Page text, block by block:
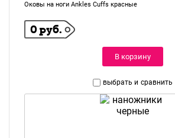
Оковы на ноги Ankles Cuffs красные
0 руб.
В корзину
выбрать и сравнить